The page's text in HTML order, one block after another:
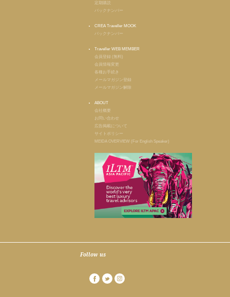
定期購読
バックナンバー
CREA Traveller MOOK
バックナンバー
Traveller WEB MEMBER
会員登録 (無料)
会員情報変更
各種お手続き
メールマガジン登録
メールマガジン解除
ABOUT
会社概要
お問い合わせ
広告掲載について
サイトポリシー
MEIDA OVERVIEW (For English Speaker)
Follow us